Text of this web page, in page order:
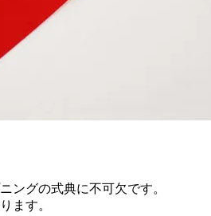
ングの式典に不可欠です。
ます。